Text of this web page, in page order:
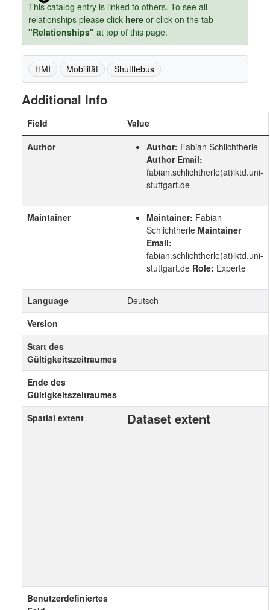
This catalog entry is linked to others. To see all
relationships please click here or click on the tab
"Relationships" at top of this page.
HMI Mobilität Shuttlebus
Additional Info
Field
Value
Author
Author: Fabian Schlichtherle
Author Email:
fabian.schlichtherle(at)iktd.uni-
stuttgart.de
Maintainer Maintainer: Fabian
Schlichtherle Maintainer
Email:
fabian.schlichtherle(at)iktd.uni-
stuttgart.de Role: Experte
Language
Deutsch
Version
Start des
Gültigkeitszeitraumes
Ende des
Gültigkeitszeitraumes
Spatial extent
Dataset extent
Benutzerdefiniertes